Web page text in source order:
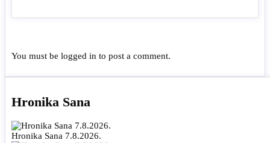
You must be logged in to post a comment.
Hronika Sana
Hronika Sana 7.8.2026.